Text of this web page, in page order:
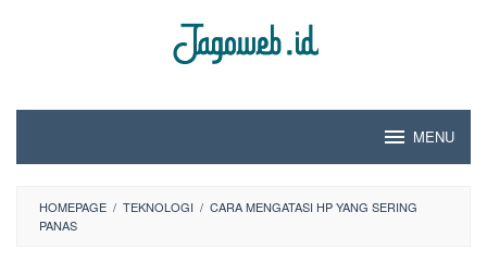
MENU
HOMEPAGE / TEKNOLOGI / CARA MENGATASI HP YANG SERING
PANAS